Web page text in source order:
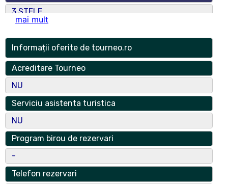
3 STELE
1
Numar locuri
6
Adresa
Str. Franceza, Nr. 14, Parter, Ap. 4
Localitate
Localitate Componenta
mai mult
Informații oferite de tourneo.ro
Acreditare Tourneo
NU
Serviciu asistenta turistica
NU
Program birou de rezervari
-
Telefon rezervari